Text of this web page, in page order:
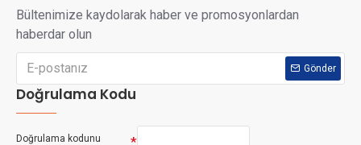
Bültenimize kaydolarak haber ve promosyonlardan
haberdar olun
Gönder
Doğrulama Kodu
Doğrulama kodunu